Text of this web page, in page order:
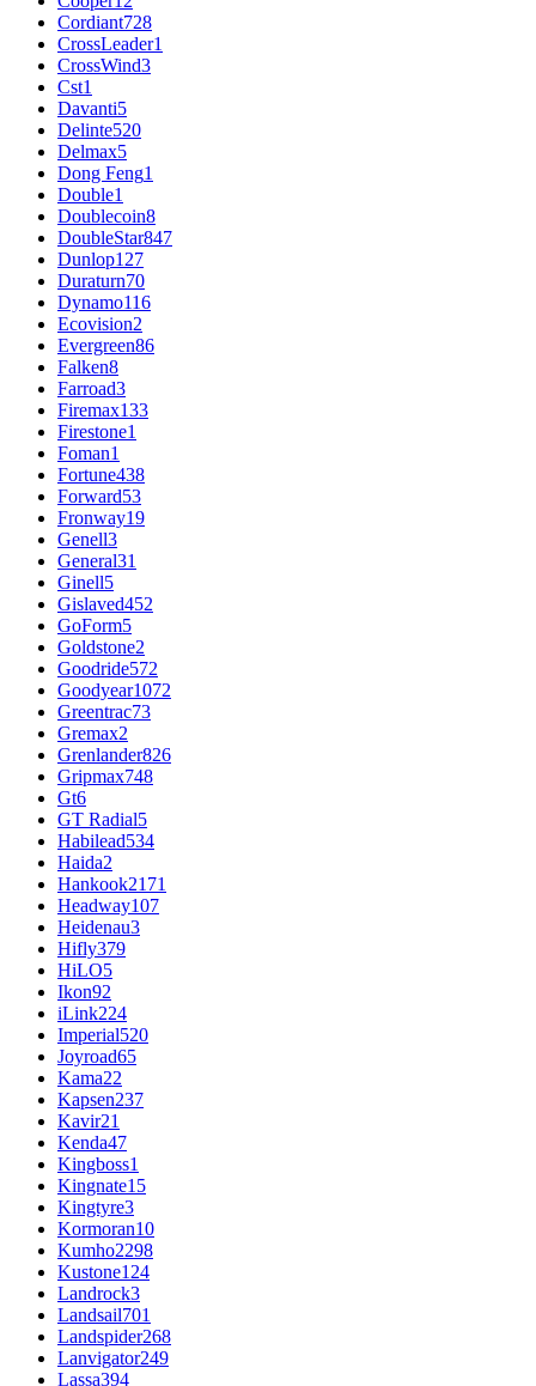
Cordiant728
CrossLeader1
CrossWind3
Cst1
Davanti5
Delinte520
Delmax5
Dong Feng1
Double1
Doublecoin8
DoubleStar847
Dunlop127
Duraturn70
Dynamo116
Ecovision2
Evergreen86
Falken8
Farroad3
Firemax133
Firestone1
Foman1
Fortune438
Forward53
Fronway19
Genell3
General31
Ginell5
Gislaved452
GoForm5
Goldstone2
Goodride572
Goodyear1072
Greentrac73
Gremax2
Grenlander826
Gripmax748
Gt6
GT Radial5
Habilead534
Haida2
Hankook2171
Headway107
Heidenau3
Hifly379
HiLO5
Ikon92
iLink224
Imperial520
Joyroad65
Kama22
Kapsen237
Kavir21
Kenda47
Kingboss1
Kingnate15
Kingtyre3
Kormoran10
Kumho2298
Kustone124
Landrock3
Landsail701
Landspider268
Lanvigator249
Lassa394